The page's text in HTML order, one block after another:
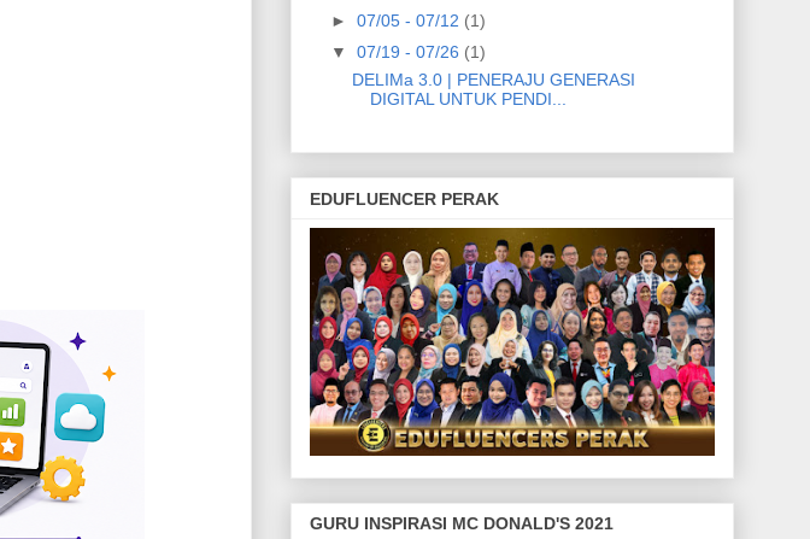
► 07/05 - 07/12 (1)
▼ 07/19 - 07/26 (1)
DELIMa 3.0 | PENERAJU GENERASI
DIGITAL UNTUK PENDI...
EDUFLUENCER PERAK
GURU INSPIRASI MC DONALD'S 2021